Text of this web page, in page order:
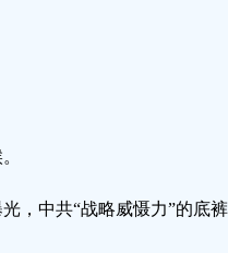
，中共“战略威慑力”的底